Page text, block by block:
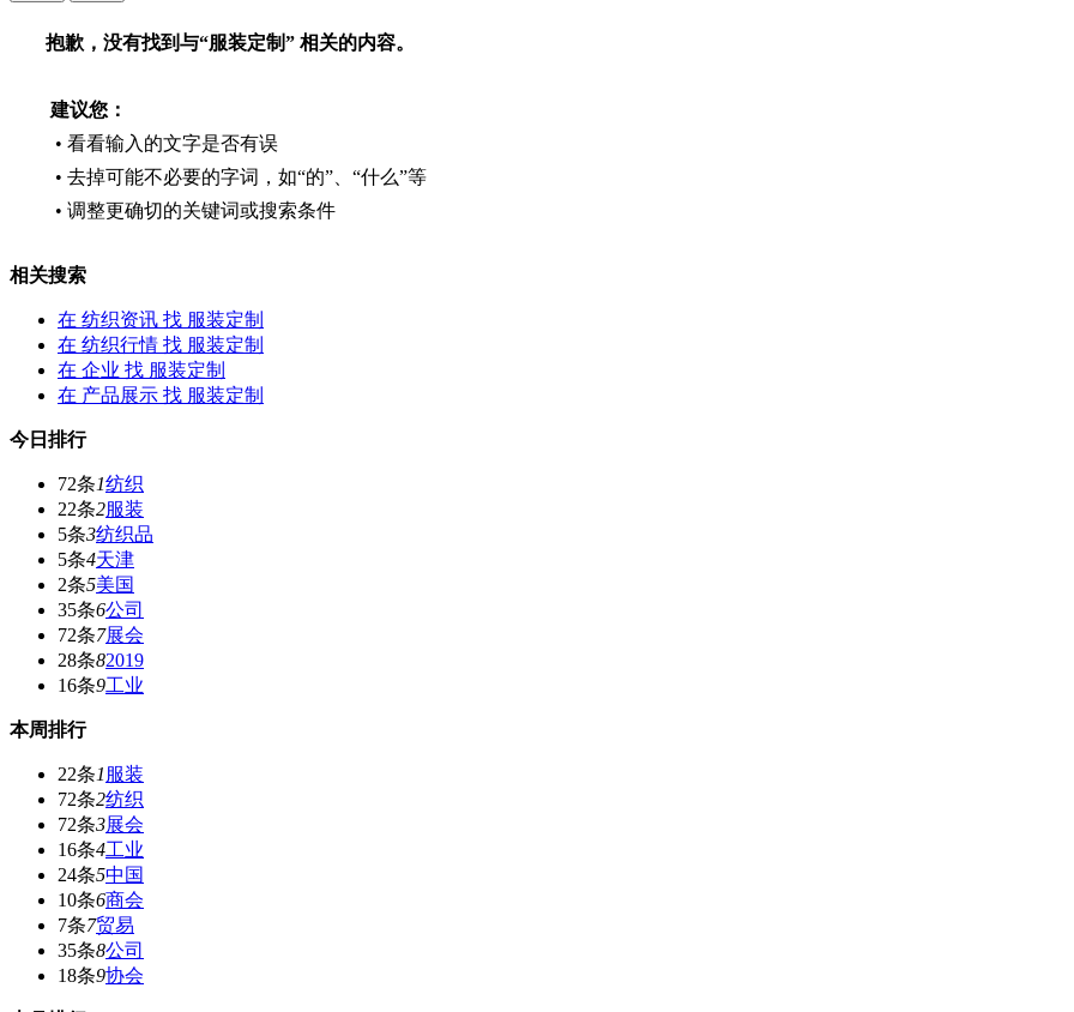
抱歉，没有找到与“服装定制” 相关的内容。
建议您：
• 看看输入的文字是否有误
• 去掉可能不必要的字词，如“的”、“什么”等
• 调整更确切的关键词或搜索条件
相关搜索
在 纺织资讯 找 服装定制
在 纺织行情 找 服装定制
在 企业 找 服装定制
在 产品展示 找 服装定制
今日排行
72条1纺织
22条2服装
5条3纺织品
5条4天津
2条5美国
35条6公司
72条7展会
28条82019
16条9工业
本周排行
22条1 服装
72条2纺织
72条3展会
16条4工业
24条5中国
10条6商会
7条7贸易
35条8公司
18条9协会